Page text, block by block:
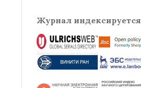
Журнал индексируется